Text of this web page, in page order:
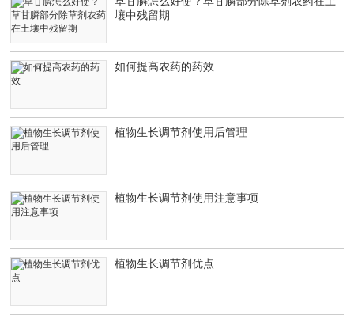
壤中残留期
如何提高农药的药效
植物生长调节剂使用后管理
植物生长调节剂使用注意事项
植物生长调节剂优点